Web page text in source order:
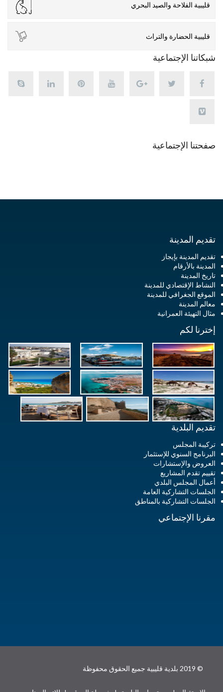
قليبية الفلاحة والصيد البحري
قليبية الحضارة والتراث
شبكاتنا الإجتماعية
صفحتنا الإجتماعية
تقديم المدينة
تقديم المدينة بإيجاز
المدينة بالأرقام
تاريخ المدينة
النشاط الإقتصادي للمدينة
الموقع الجغرافي للمدينة
معالم المدينة
مثال التهيئة العمرانية
إخترنا لكم
تقديم البلدية
تركيبة المجلس
البرنامج السنوي للإستثمار
العروض والإستشارات
تقييم تقدم المشاريع
أعمال المجلس البلدي
الجلسات التشاركية العامة
الجلسات التشاركية بالمناطق
مقرنا الإجتماعي
© 2019 بلدية قليبية جميع الحقوق محفوظة